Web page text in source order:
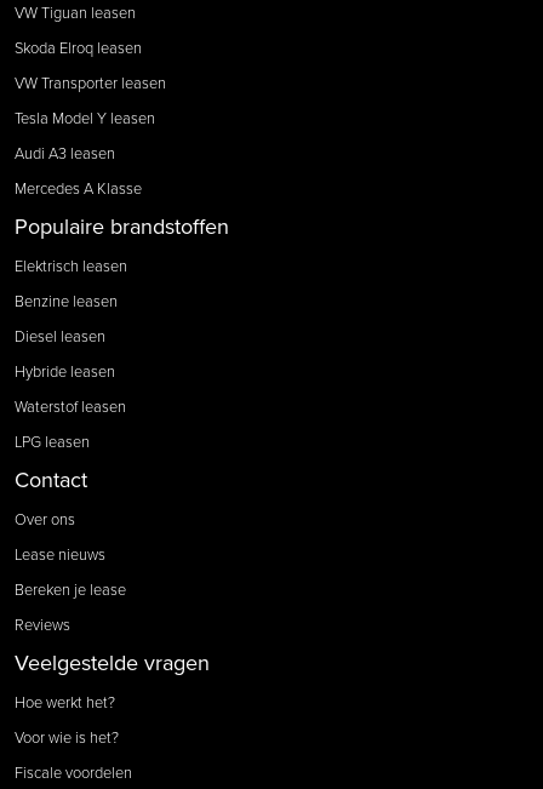
VW Tiguan leasen
Skoda Elroq leasen
VW Transporter leasen
Tesla Model Y leasen
Audi A3 leasen
Mercedes A Klasse
Populaire brandstoffen
Elektrisch leasen
Benzine leasen
Diesel leasen
Hybride leasen
Waterstof leasen
LPG leasen
Contact
Over ons
Lease nieuws
Bereken je lease
Reviews
Veelgestelde vragen
Hoe werkt het?
Voor wie is het?
Fiscale voordelen